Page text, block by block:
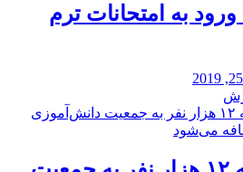
به امتحانات ترم